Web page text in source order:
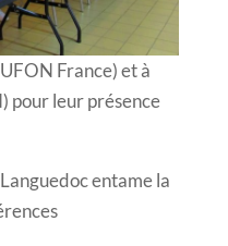
France) et à
pour leur présence
entame la